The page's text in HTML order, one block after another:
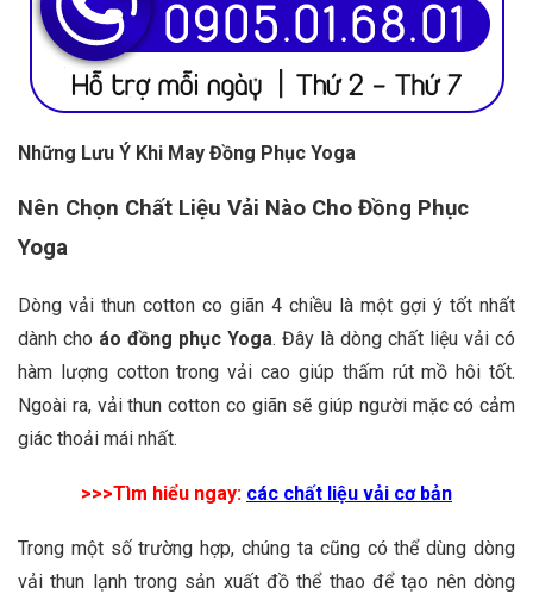
Những Lưu Ý Khi May Đồng Phục Yoga
Nên Chọn Chất Liệu Vải Nào Cho Đồng Phục
Yoga
Dòng vải thun cotton co giãn 4 chiều là một gợi ý tốt nhất
dành cho áo đồng phục Yoga. Đây là dòng chất liệu vải có
hàm lượng cotton trong vải cao giúp thấm rút mồ hôi tốt.
Ngoài ra, vải thun cotton co giãn sẽ giúp người mặc có cảm
giác thoải mái nhất.
>>>Tìm hiểu ngay: các chất liệu vải cơ bản
Trong một số trường hợp, chúng ta cũng có thể dùng dòng
vải thun lạnh trong sản xuất đồ thể thao để tạo nên dòng